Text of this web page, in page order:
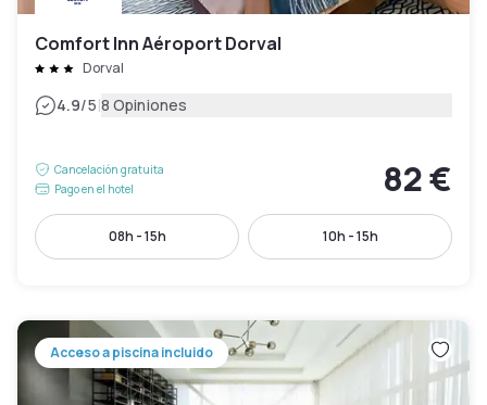
Comfort Inn Aéroport Dorval
Dorval
4.9/5|8 Opiniones
Cancelación gratuita
Pago en el hotel
82 €
08h - 15h 10h - 15h
Acceso a piscina incluido